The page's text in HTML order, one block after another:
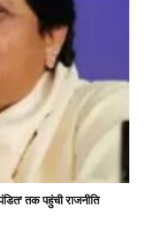
तक पहुंची राजनीति